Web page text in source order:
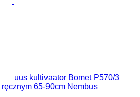
uus kultivaator Bomet P570/3
65-90cm Nembus